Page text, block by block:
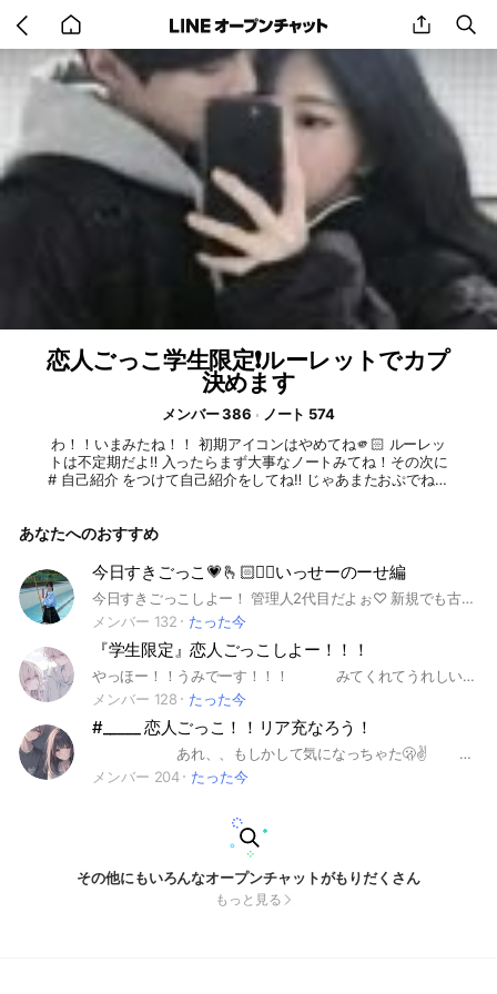
back
to
home
share
恋人ごっこ学生限定❗️ルーレットでカプ
決めます
メンバー 386
ノート 574
わ！！いまみたね！！ 初期アイコンはやめてね🫵🏻 ルーレッ
トは不定期だよ‼️ 入ったらまず大事なノートみてね！その次に
# 自己紹介 をつけて自己紹介をしてね‼️ じゃあまたおぷでね！
あなたへのおすすめ
今日すきごっこ💗🫰🏻👈🏻いっせーのーせ編
今日すきごっこしよー！ 管理人2代目だよぉ♡ 新規でも古参でも関係なくみんな仲良いから、入ってねー😊✨ でも荒らしは受け付けてないよぉ？ 本オプは雑談メイン！ サブで旅とかやってるよぉ！！ 次の旅、何編がいいかとかアンケートもとってるよぉ！ 他にもいろんな企画検討中🤔 入って通知嫌だなーとか思ったら、 通知ゼロオプもある！！ 即抜けは嫌だから、せめて一声かけてから抜けてねぇ！！ 今日好きのアイコンか初期アイコンで入ってね！あと韓国系もありあり！ ライトクも定期的にしてるから、打つの苦手な人でもライトクだけ顔出すとかでも⭕️！！ みんなで中で待ってるよ！！ ここまで読んでくれたら入って欲しいなー？？？？笑
メンバー 132
たった今
『学生限定』恋人ごっこしよー！！！
やっほー！！うみでーす！！！ みてくれてうれしいなぁ♪ ここは、恋人ごっこをするオプだよー！！ でもでも！恋人ごっこ以外にもふつーに雑談とか、リアルの恋バナとか（オプの中にごっこ彼氏がいる時はできるだけしないでね！相手がいいならおっけー！）も、全然いーよ！ まぁ、基本なんでもいーよ笑 らいととかも開きたいっ！ もっちろんペア画もしたいなぁ でも、きほんじゆーにやろうと思ってる！ でも、ルールだけ言わせてねっ！ ・タメ口でも、敬語でもおっけー！！ ・リアルに彼氏、彼女がいる人も入っていーけどこれが原因でけんかしないようにっ！ ・下ネタ、人が嫌がる暴言（ノリとかで相手が困らないならいーよー！）宣伝目的はやめてねっ！ ・即抜けはりゆうがあるならおっけー！（一言言ってから抜けてね♪） ・大学卒業前から入ってたら、卒業後も入っててだいじょうぶだよっ 恋人ごっこは強制じゃないから安心してねっ！もしやりたくなかったり、告白されたくなかったり、ただたんに恋バナしたい人とかは言ってくれたら大事なノートに貼るから言ってねー！！！ 今なら古参！！！ 仲良くしてねっー！！ 実はこのオプできたの4月24日なんすよ みんなきてくれすぎなっ！うれしくてテンション爆上がりしちゃうじゃねーか！！！！ #恋人#ごっこ#恋人ごっこ#ごっこ遊び#即抜け#学生#学生限定#大学卒業後#卒業#卒業後#カレカノ#かれかの#ライト#ペア画
メンバー 128
たった今
#_____ 恋人ごっこ！！リア充なろう！
あれ、、もしかして気になっちゃた🫢✌️ 良かったら入ろっかたのしーよぉッ‼️ 見学でもいいから見てって ここにはね、歌が上手い人やノリがめっちゃ良い人，イケボカワボいっぱいいるよッ もしかしたら、すぐ惚れちゃうかもね😏😏 簡単にこのオプの説明するねっ どうも管理人の瑠夏だよ ~‼️ よろしくねッ♪ ここでは、恋人を作ったりネッ友，雑談，歌枠，ゲームをしたりするよ ~！ 通知がうるさいかもしれないけど、賑やかだから入ってみちゃって気にいると思うよ ~！ あれ、まだ見てる？笑 もし、気になる人とかが出来たら管理人にｺｿｯﾄ教えてみて良い事があるよッ‼️ それじゃっまた、本オプで会いましょ ~ #リア充なろうぜ#非リア抜け出し#かれぼ#かのぼ#かれぼかのぼ#恋人ごっこ 制作日6月2
メンバー 204
たった今
その他にもいろんなオープンチャットがもりだくさん
もっと見る